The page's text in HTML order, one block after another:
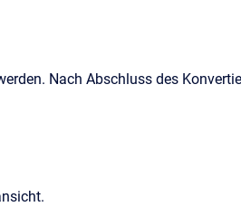
Nach Abschluss des